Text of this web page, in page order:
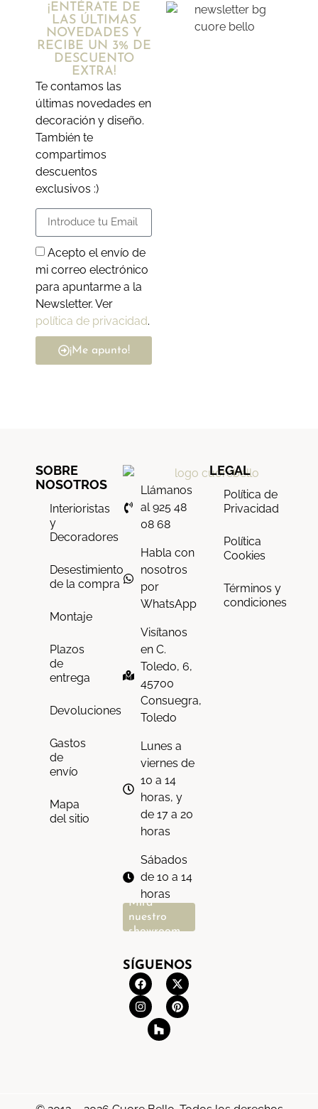
¡ENTÉRATE DE
LAS ÚLTIMAS
NOVEDADES Y
RECIBE UN 3% DE
DESCUENTO
EXTRA!
Te contamos las
últimas novedades en
decoración y diseño.
También te
compartimos
descuentos
exclusivos :)
Acepto el envío de
mi correo electrónico
para apuntarme a la
Newsletter. Ver
política de privacidad.
¡Me apunto!
SOBRE
NOSOTROS
Interioristas
y
Decoradores
Desestimiento
de la compra
Montaje
Plazos
de
entrega
Devoluciones
Gastos
de
envío
Mapa
del sitio
Llámanos
al 925 48
08 68
Habla con
nosotros
por
WhatsApp
Visítanos
en C.
Toledo, 6,
45700
Consuegra,
Toledo
Lunes a
viernes de
10 a 14
horas, y
de 17 a 20
horas
Sábados
de 10 a 14
horas
Mira
nuestro
showroom
SÍGUENOS
LEGAL
Política de
Privacidad
Política
Cookies
Términos y
condiciones